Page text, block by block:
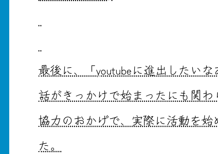
最後に、「youtubeに進出したい
話がきっかけで始まったにも関
協力のおかげで、実際に活動を
た。